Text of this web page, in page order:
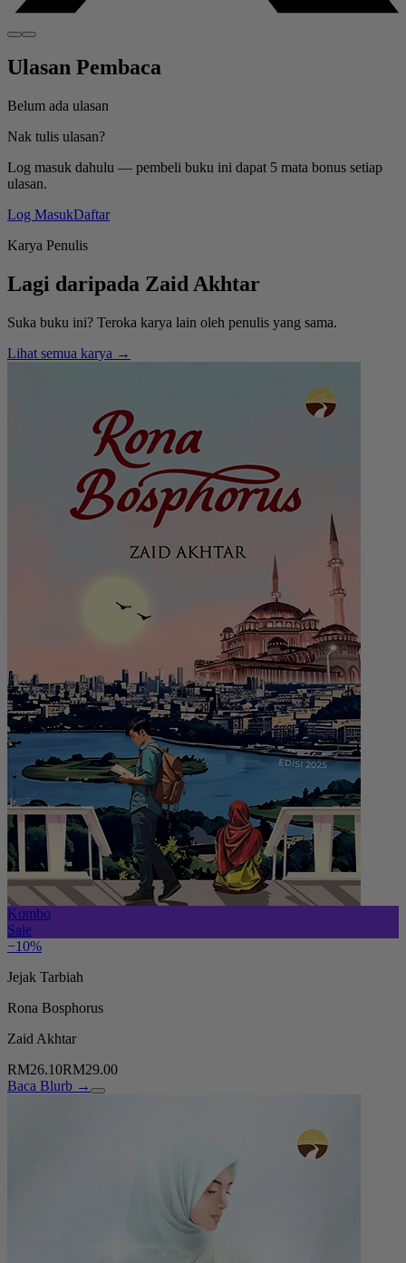
Ulasan Pembaca
Belum ada ulasan
Nak tulis ulasan?
Log masuk dahulu — pembeli buku ini dapat 5 mata bonus setiap
ulasan.
Log MasukDaftar
Karya Penulis
Lagi daripada Zaid Akhtar
Suka buku ini? Teroka karya lain oleh penulis yang sama.
Lihat semua karya →
Kombo
Sale
−10%
Jejak Tarbiah
Rona Bosphorus
Zaid Akhtar
RM26.10RM29.00
Baca Blurb →